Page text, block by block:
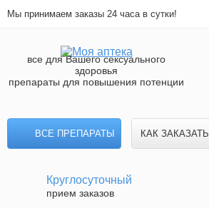
Мы принимаем заказы 24 часа в сутки!
все для Вашего сексуального
здоровья
препараты для повышения потенции
ВСЕ ПРЕПАРАТЫ КАК ЗАКАЗАТЬ
Круглосуточный
прием заказов